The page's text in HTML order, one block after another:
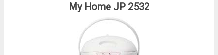
My Home JP 2532